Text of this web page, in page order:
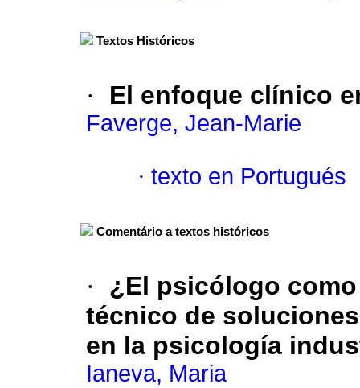
Textos Históricos
· El enfoque clínico
Faverge, Jean-Marie
· texto en Portugués
Comentário a textos históricos
·
¿El psicólogo
técnico de
en la psicología
Ianeva, Maria